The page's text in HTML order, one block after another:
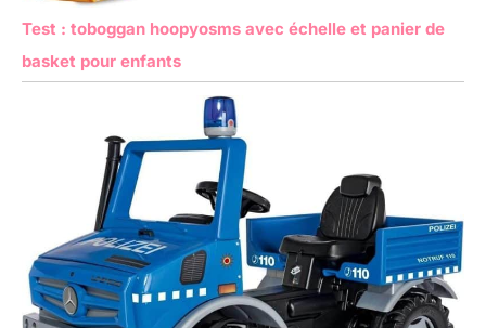
Test : toboggan hoopyosms avec échelle et panier de
basket pour enfants